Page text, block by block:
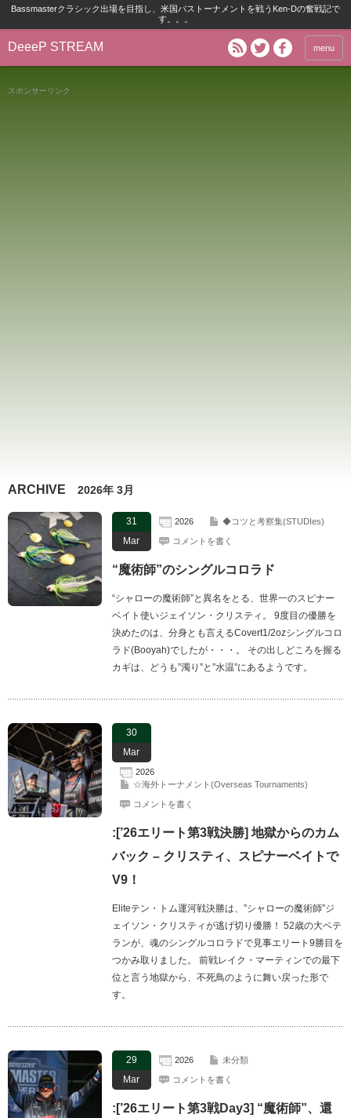
Bassmasterクラシック出場を目指し、米国バストーナメントを戦うKen-Dの奮戦記で
す。。。
DeeeP STREAM menu
スポンサーリンク
ARCHIVE 2026年 3月
31
Mar
2026 ◆コツと考察集(STUDIes)
コメントを書く
“魔術師”のシングルコロラド
“シャローの魔術師”と異名をとる、世界一のスピナー
ベイト使いジェイソン・クリスティ。 9度目の優勝を
決めたのは、分身とも言えるCovert1/2ozシングルコロ
ラド(Booyah)でしたが・・・。 その出しどころを握る
カギは、どうも”濁り”と”水温”にあるようです。
30
Mar
2026
☆海外トーナメント(Overseas Tournaments)
コメントを書く
:[’26エリート第3戦決勝] 地獄からのカム
バック – クリスティ、スピナーベイトで
V9！
Eliteテン・トム運河戦決勝は、”シャローの魔術師”ジ
ェイソン・クリスティが逃げ切り優勝！ 52歳の大ベテ
ランが、魂のシングルコロラドで見事エリート9勝目を
つかみ取りました。 前戦レイク・マーティンでの最下
位と言う地獄から、不死鳥のように舞い戻った形で
す。
29
Mar
2026 未分類
コメントを書く
:[’26エリート第3戦Day3] “魔術師”、還